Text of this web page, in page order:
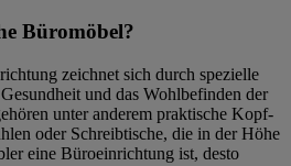
Büromöbel?
zeichnet sich durch spezielle
und das Wohlbefinden der
unter anderem praktische Kopf-
oder Schreibtische, die in der Höhe
eine Büroeinrichtung ist, desto